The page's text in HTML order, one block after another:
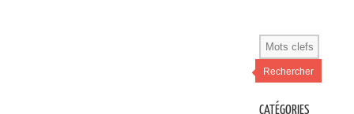
Rechercher
CATÉGORIES